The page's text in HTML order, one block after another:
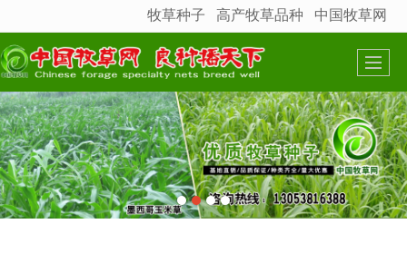
很遗憾，因您的浏览器版本过低导致无法获得最佳浏览体验，推荐下载安装谷歌浏览器！
牧草种子 高产牧草品种 中国牧草网